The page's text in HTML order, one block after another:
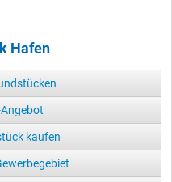
Hafen
kaufen